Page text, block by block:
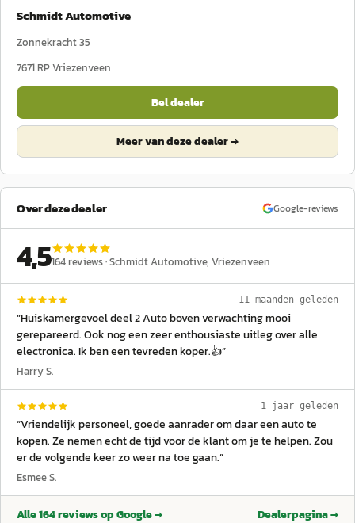
Schmidt Automotive
Zonnekracht 35
7671 RPVriezenveen
Bel dealer
Meer van deze dealer →
Over deze dealer Google-reviews
4,5164reviews ·Schmidt Automotive, Vriezenveen
11 maanden geleden
“Huiskamergevoel deel 2 Auto boven verwachting mooi
gerepareerd. Ook nog een zeer enthousiaste uitleg over alle
electronica. Ik ben een tevreden koper.👍”
Harry S.
1 jaar geleden
“Vriendelijk personeel, goede aanrader om daar een auto te
kopen. Ze nemen echt de tijd voor de klant om je te helpen. Zou
er de volgende keer zo weer na toe gaan.”
Esmee S.
Alle164reviews op Google → Dealerpagina →